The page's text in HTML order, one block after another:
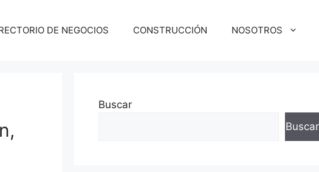
DE NEGOCIOS CONSTRUCCIÓN NOSOTROS
Buscar
Buscar